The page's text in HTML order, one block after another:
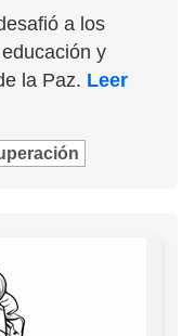
a los
y
la Paz. Leer